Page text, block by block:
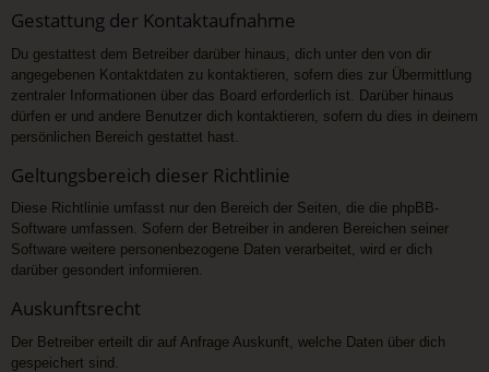
Gestattung der Kontaktaufnahme
Du gestattest dem Betreiber darüber hinaus, dich unter den von dir
angegebenen Kontaktdaten zu kontaktieren, sofern dies zur Übermittlung
zentraler Informationen über das Board erforderlich ist. Darüber hinaus
dürfen er und andere Benutzer dich kontaktieren, sofern du dies in deinem
persönlichen Bereich gestattet hast.
Geltungsbereich dieser Richtlinie
Diese Richtlinie umfasst nur den Bereich der Seiten, die die phpBB-
Software umfassen. Sofern der Betreiber in anderen Bereichen seiner
Software weitere personenbezogene Daten verarbeitet, wird er dich
darüber gesondert informieren.
Auskunftsrecht
Der Betreiber erteilt dir auf Anfrage Auskunft, welche Daten über dich
gespeichert sind.